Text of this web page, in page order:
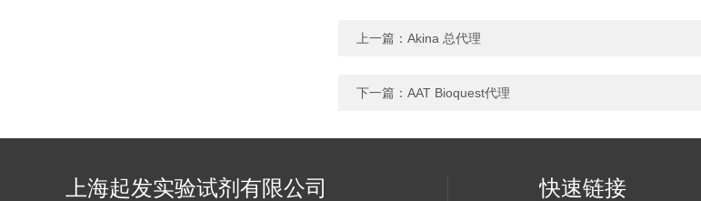
上一篇： Akina 总代理
下一篇： AAT Bioquest代理
上海起发实验试剂有限公司 快速链接